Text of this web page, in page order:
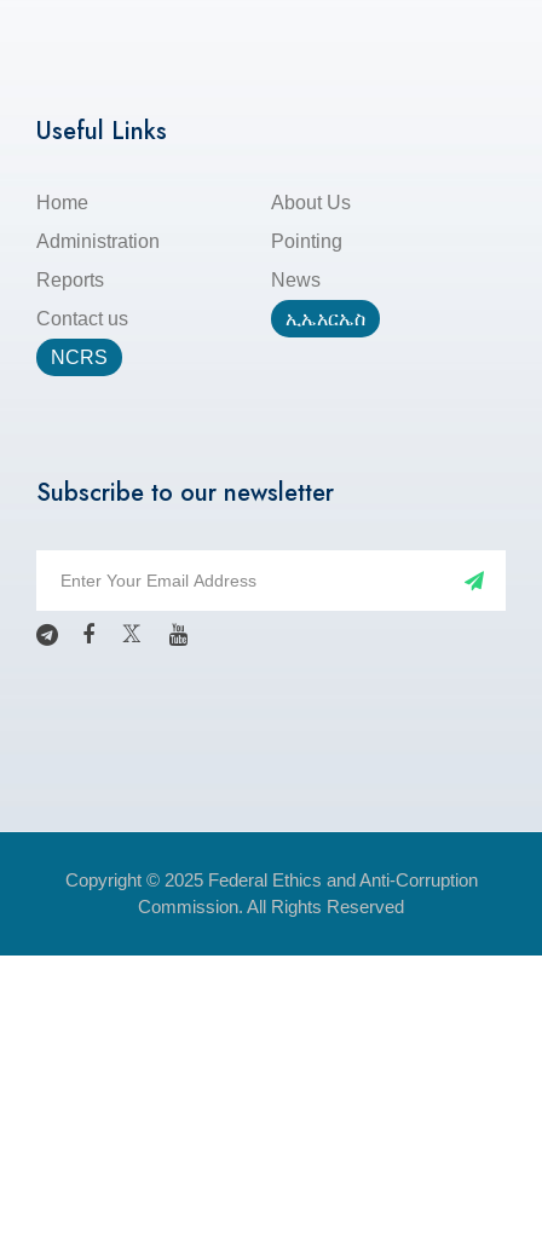
Useful Links
Home
About Us
Administration
Pointing
Reports
News
Contact us
ኢኤአርኤስ
NCRS
Subscribe to our newsletter
Copyright © 2025 Federal Ethics and Anti-Corruption
Commission. All Rights Reserved